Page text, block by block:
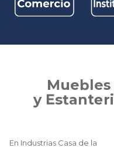
Muebles
y Estanteri
En Industrias Casa de la